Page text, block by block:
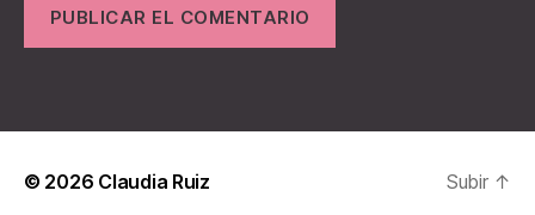
© 2026 Claudia Ruiz Subir ↑